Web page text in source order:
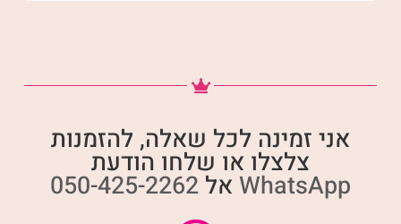
אני זמינה לכל שאלה, להזמנות
צלצלו או שלחו הודעת
WhatsApp אל 050-425-2262